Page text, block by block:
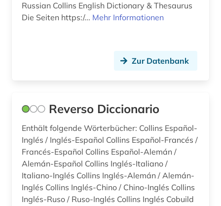
Russian Collins English Dictionary & Thesaurus
Die Seiten https:/... Mehr Informationen
Zur Datenbank
Reverso Diccionario
Enthält folgende Wörterbücher: Collins Español-
Inglés / Inglés-Español Collins Español-Francés /
Francés-Español Collins Español-Alemán /
Alemán-Español Collins Inglés-Italiano /
Italiano-Inglés Collins Inglés-Alemán / Alemán-
Inglés Collins Inglés-Chino / Chino-Inglés Collins
Inglés-Ruso / Ruso-Inglés Collins Inglés Cobuild